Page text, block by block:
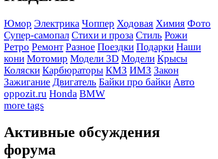
Юмор Электрика Чоппер Ходовая Химия Фото
Супер-самопал Стихи и проза Стиль Рожи
Ретро Ремонт Разное Поездки Подарки Наши
кони Мотомир Модели 3D Модели Крысы
Коляски Карбюраторы КМЗ ИМЗ Закон
Зажигание Двигатель Байки про байки Авто
oppozit.ru Honda BMW
more tags
Активные обсуждения
форума